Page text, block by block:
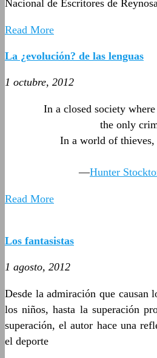
Nacional de Escritores de
Read More
La ¿evolución? de las lenguas
1 octubre, 2012
In a closed society
the only
In a world of
—Hunter
Read More
Los fantasistas
1 agosto, 2012
Desde la admiración que causan
los niños, hasta la superación
superación, el autor hace una
el deporte